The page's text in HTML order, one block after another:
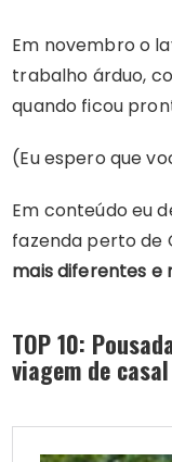
Em novembro o
trabalho árduo,
quando ficou
(Eu espero que
Em conteúdo eu
fazenda perto de
mais diferentes e
TOP 10:
viagem de casal